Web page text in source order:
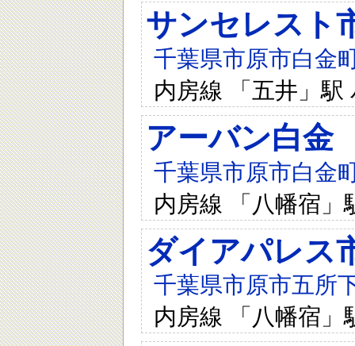
サンセレスト
千葉県市原市白金
内房線 「五井」駅
アーバン白金
千葉県市原市白金
内房線 「八幡宿」
ダイアパレス
千葉県市原市五所
内房線 「八幡宿」